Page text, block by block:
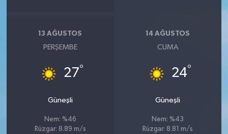
13 AĞUSTOS
PERŞEMBE
27°
Güneşli
Nem: %46
Rüzgar: 8.89 m/s
14 AĞUSTOS
CUMA
24°
Güneşli
Nem: %43
Rüzgar: 8.81 m/s